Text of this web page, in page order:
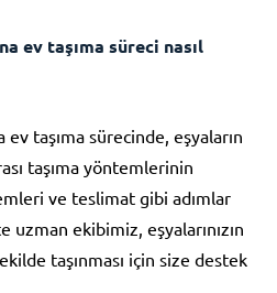
ev taşıma süreci nasıl
ev taşıma sürecinde, eşyaların
taşıma yöntemlerinin
ve teslimat gibi adımlar
uzman ekibimiz, eşyalarınızın
taşınması için size destek